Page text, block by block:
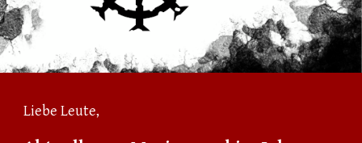
Liebe Leute,